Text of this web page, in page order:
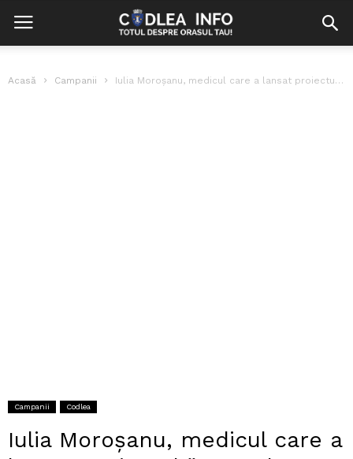
Acasă Campanii Iulia Moroșanu, medicul care a lansat proiectul ”Fapte bune pentru sănătate”
Campanii Codlea
Iulia Moroșanu, medicul care a